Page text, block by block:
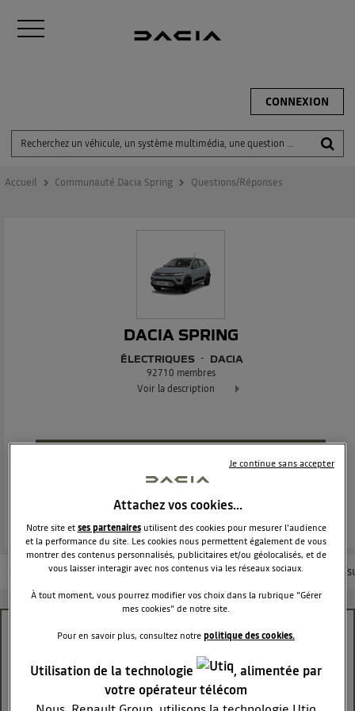
CONNEXION
Accueil Communauté Dacia Spring Questions/Réponses
DACIA SPRING
ÉLECTRIQUES DACIA
92710 membres
Voir la description
POSEZ UNE QUESTION
REJOINDRE
Les questions de la communauté Nos conseils Les articles
Impossible de mettre en route comme si
23 avril 2026à19:25
Attachez vos cookies…
Notre site etses partenairesutilisent des cookies pour mesurer l'audience
et la performance du site. Les cookies nous permettent également de vous
montrer des contenus personnalisés, publicitaires et/ou géolocalisés, et de
vous laisser interagir avec nos contenus via les réseaux sociaux.
À tout moment, vous pourrez modifier vos choix dans la rubrique "Gérer
mes cookies" de notre site.
Pour en savoir plus, consultez notrepolitique des cookies.
Utilisation de la technologie
, alimentée par
votre opérateur télécom
Je continue sans accepter